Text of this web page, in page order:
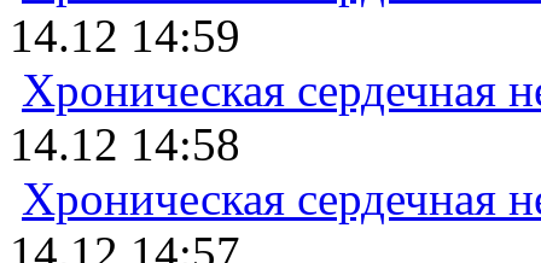
14.12 14:59
Хроническая сердечная
14.12 14:58
Хроническая сердечная
14.12 14:57